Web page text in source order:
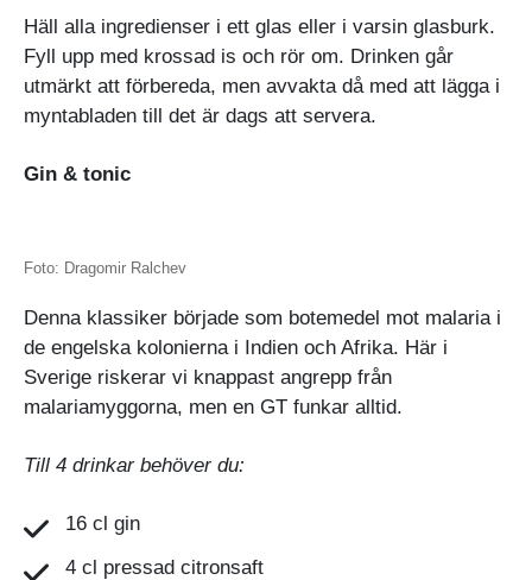
Häll alla ingredienser i ett glas eller i varsin glasburk.
Fyll upp med krossad is och rör om. Drinken går
utmärkt att förbereda, men avvakta då med att lägga i
myntabladen till det är dags att servera.
Gin & tonic
Foto: Dragomir Ralchev
Denna klassiker började som botemedel mot malaria i
de engelska kolonierna i Indien och Afrika. Här i
Sverige riskerar vi knappast angrepp från
malariamyggorna, men en GT funkar alltid.
Till 4 drinkar behöver du:
16 cl gin
4 cl pressad citronsaft